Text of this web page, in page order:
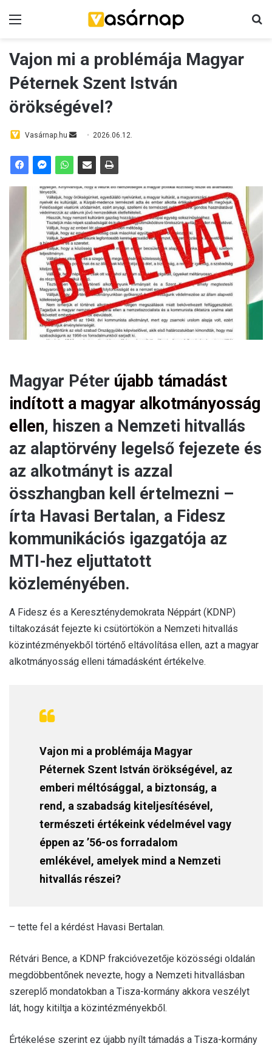
Vajon mi a problémája Magyar
Péternek Szent István
örökségével?
Vasárnap.hu
a
n
e
m
a
i
l
2026.06.12.
Magyar Péter újabb támadást
indított a magyar alkotmányosság
ellen, hiszen a Nemzeti hitvallás
az alaptörvény legelső fejezete és
az alkotmányt is azzal
összhangban kell értelmezni –
írta Havasi Bertalan, a Fidesz
kommunikációs igazgatója az
MTI-hez eljuttatott
közleményében.
A Fidesz és a Kereszténydemokrata Néppárt (KDNP)
tiltakozását fejezte ki csütörtökön a Nemzeti hitvallás
közintézményekből történő eltávolítása ellen, azt a magyar
alkotmányosság elleni támadásként értékelve.
Vajon mi a problémája Magyar
Péternek Szent István örökségével, az
emberi méltósággal, a biztonság, a
rend, a szabadság kiteljesítésével,
természeti értékeink védelmével vagy
éppen az ’56-os forradalom
emlékével, amelyek mind a Nemzeti
hitvallás részei?
– tette fel a kérdést Havasi Bertalan.
Rétvári Bence, a KDNP frakcióvezetője közösségi oldalán
megdöbbentőnek nevezte, hogy a Nemzeti hitvallásban
szereplő mondatokban a Tisza-kormány akkora veszélyt
lát, hogy kitiltja a közintézményekből.
Értékelése szerint ez újabb nyílt támadás a Tisza-kormány